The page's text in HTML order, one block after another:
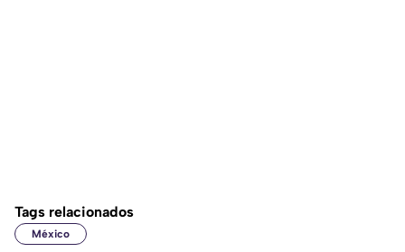
Tags relacionados
México